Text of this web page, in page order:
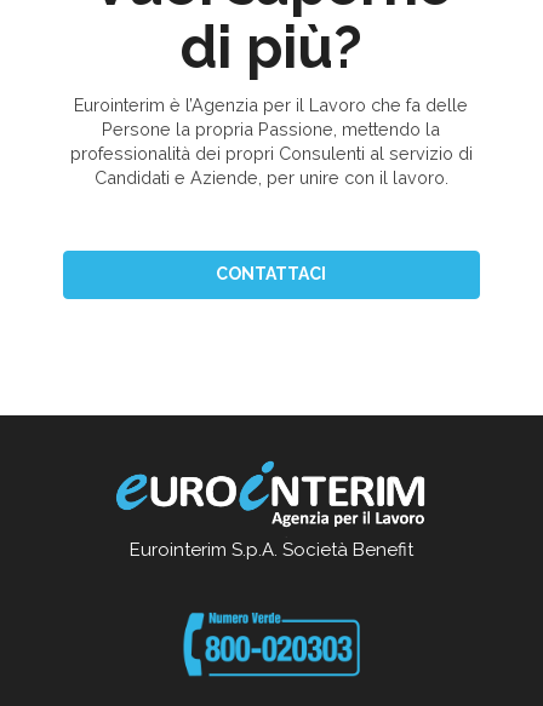
di più?
Eurointerim è l’Agenzia per il Lavoro che fa delle
Persone la propria Passione, mettendo la
professionalità dei propri Consulenti al servizio di
Candidati e Aziende, per unire con il lavoro.
CONTATTACI
Eurointerim S.p.A. Società Benefit